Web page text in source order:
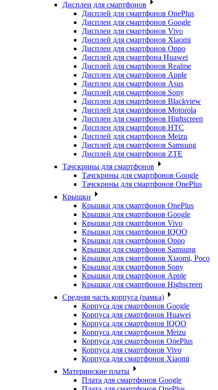
Дисплеи для смартфонов
Дисплей для смартфонов OnePlus
Дисплеи для смартфонов Google
Дисплеи для смартфонов Vivo
Дисплей для смартфонов Xiaomi
Дисплеи для смартфонов Oppo
Дисплей для смартфона Huawei
Дисплей для смартфонов Realme
Дисплеи для смартфонов Apple
Дисплеи для смартфонов Asus
Дисплей для смартфонов Sony
Дисплеи для смартфонов Blackview
Дисплей для смартфонов Motorola
Дисплеи для смартфонов Highscreen
Дисплеи для смартфонов HTC
Дисплей для смартфонов Meizu
Дисплей для смартфонов Samsung
Дисплей для смартфонов ZTE
Тачскрины для смартфонов
Тачскрины для смартфонов Google
Тачскрины для смартфонов OnePlus
Крышки
Крышки для смартфонов OnePlus
Крышки для смартфонов Google
Крышки для смартфонов Vivo
Крышки для смартфонов IQOO
Крышки для смартфонов Oppo
Крышки для смартфонов Samsung
Крышки для смартфонов Xiaomi, Poco
Крышки для смартфонов Sony
Крышки для смартфонов Apple
Крышки для смартфонов Highscreen
Средняя часть корпуса (рамка)
Корпуса для смартфонов Google
Корпуса для смартфонов Huawei
Корпуса для смартфонов IQOO
Корпуса для смартфонов Meizu
Корпуса для смартфонов OnePlus
Корпуса для смартфонов Vivo
Корпуса для смартфонов Xiaomi
Материнские платы
Плата для смартфонов Google